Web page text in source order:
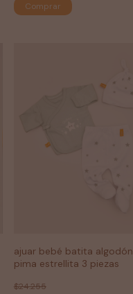
Comprar
ajuar bebé batita algodón
pima estrellita 3 piezas
$24.255